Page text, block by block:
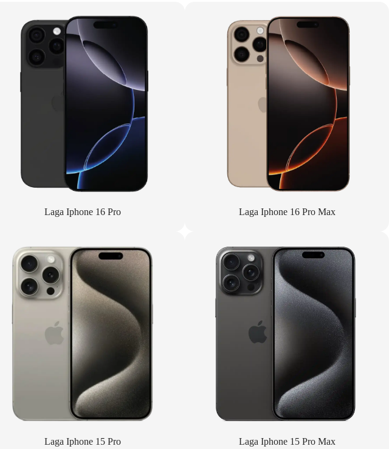
Laga Iphone 16 Pro Laga Iphone 16 Pro Max
Laga Iphone 15 Pro Laga Iphone 15 Pro Max